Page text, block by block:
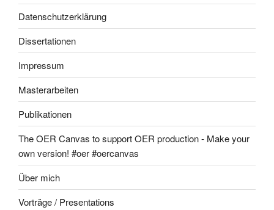
Datenschutzerklärung
Dissertationen
Impressum
Masterarbeiten
Publikationen
The OER Canvas to support OER production - Make your
own version! #oer #oercanvas
Über mich
Vorträge / Presentations